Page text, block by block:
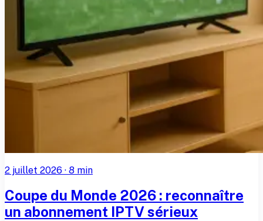
2 juillet 2026 · 8 min
Coupe du Monde 2026 : reconnaître
un abonnement IPTV sérieux